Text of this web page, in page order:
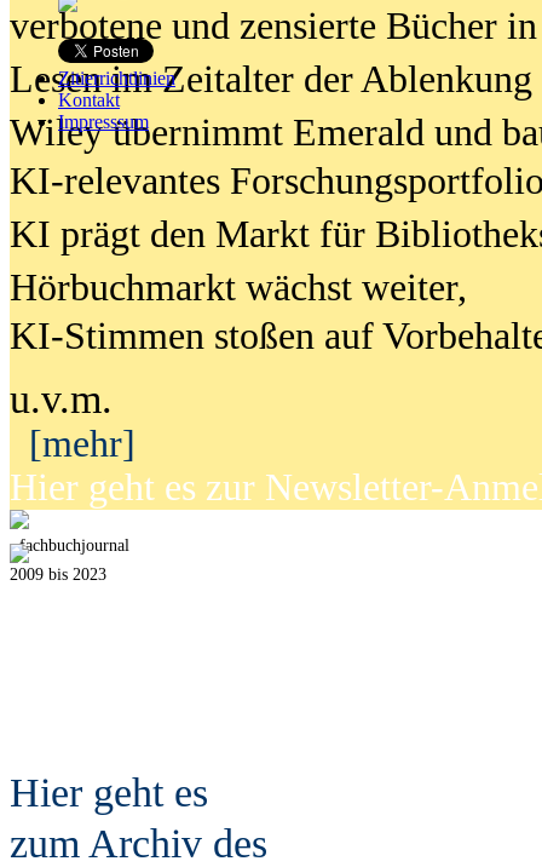
Zitierrichtlinien
Kontakt
Impresssum
verbotene und zensierte Bücher
Lesen im Zeitalter der Ablenkung
Wiley übernimmt Emerald und
KI-relevantes
KI prägt den Markt für
Hörbuchmarkt wächst weiter,
KI-Stimmen stoßen auf
u.v.m.
[mehr]
Hier geht es zur Newsletter-
fachbuchjournal
2009 bis 2023
Hier geht es
zum Archiv des